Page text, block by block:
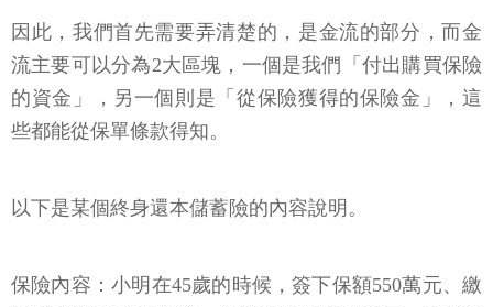
因此，我們首先需要弄清楚的，是金流的部分，而金
流主要可以分為2大區塊，一個是我們「付出購買保險
的資金」，另一個則是「從保險獲得的保險金」，這
些都能從保單條款得知。
以下是某個終身還本儲蓄險的內容說明。
保險內容：小明在45歲的時候，簽下保額550萬元、繳